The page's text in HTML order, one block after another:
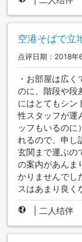
空港そばで立
点评日期：2018年
・お部屋は広
のに、階段や段
にはとてもシン
性スタッフが運
ッフもいるのに
れるので、申し
玄関まで運ぶの
の案内があんま
かりませんでし
スはあまり良く
二人结伴